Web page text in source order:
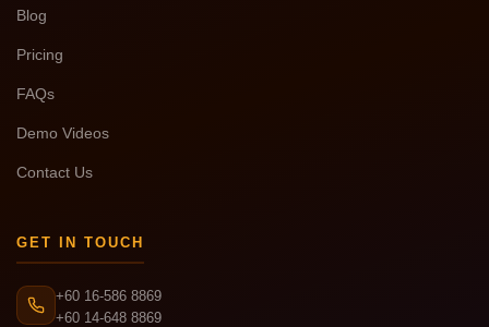
Blog
Pricing
FAQs
Demo Videos
Contact Us
GET IN TOUCH
+60 16-586 8869
+60 14-648 8869